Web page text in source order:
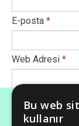
E-posta *
Web Adresi *
Afiş Ekle
Bu web
kullanır